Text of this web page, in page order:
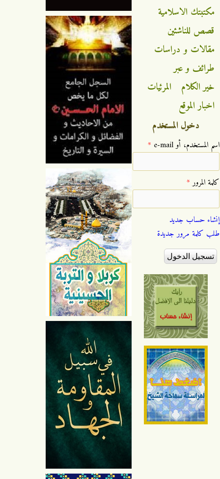
مكتبتك الاسلامية
قصص للناشئين
مقالات و دراسات
طرائف و عبر
خير الكلام
المرئيات
اخبار الموقع
دخول المستخدم
‏اسم المستخدم، أو e-mail ‏ *
‏كلمة المرور ‏*
إنشاء حساب جديد
طلب كلمة مرور جديدة